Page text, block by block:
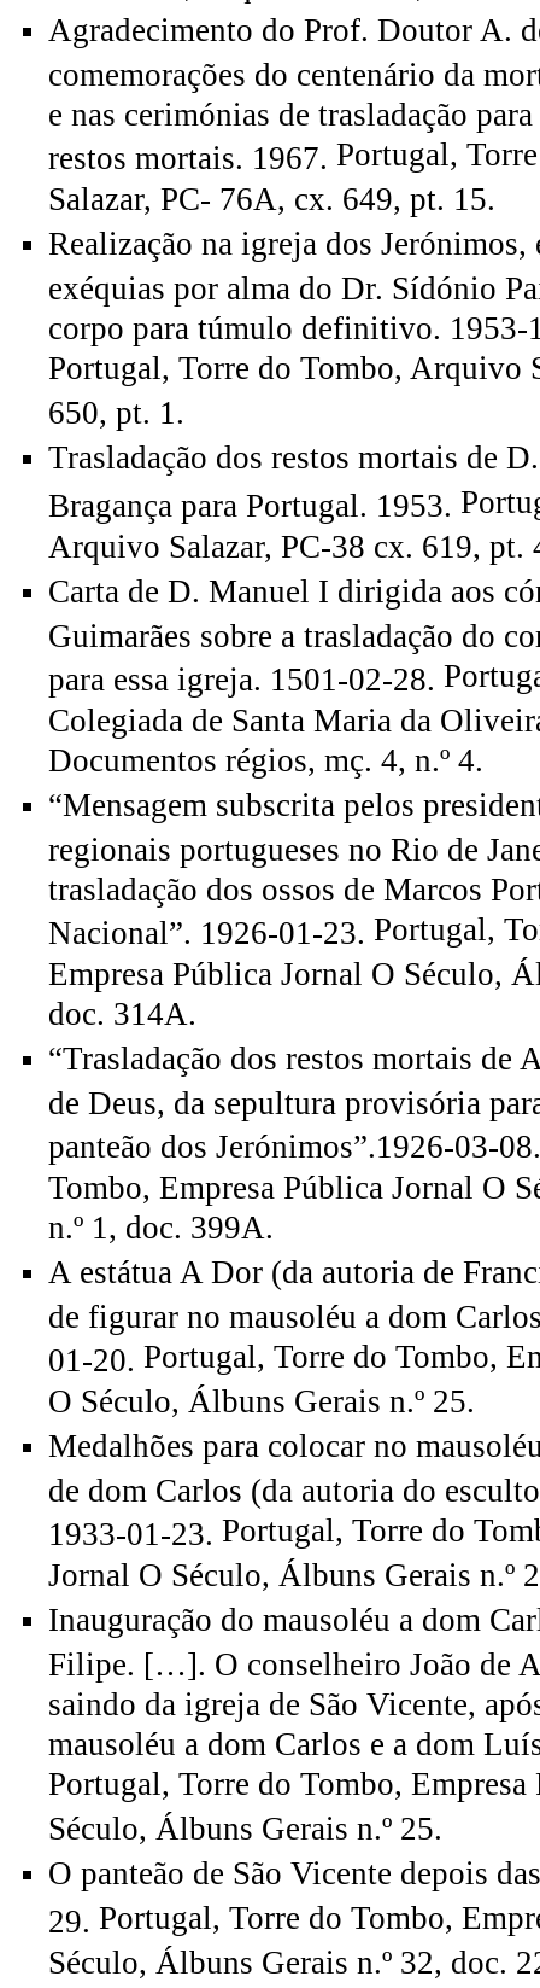
Agradecimento do Prof. Doutor A.
comemorações do centenário da
e nas cerimónias de trasladação
restos mortais. 1967. Portugal,
Salazar, PC- 76A, cx. 649, pt. 15.
Realização na igreja dos Jerónimos,
exéquias por alma do Dr. Sídónio
corpo para túmulo definitivo. 1953-
Portugal, Torre do Tombo, Arquivo
650, pt. 1.
Trasladação dos restos mortais de
Bragança para Portugal. 1953.
Arquivo Salazar, PC-38 cx. 619, pt.
Carta de D. Manuel I dirigida aos
Guimarães sobre a trasladação do
para essa igreja. 1501-02-28.
Colegiada de Santa Maria da
Documentos régios, mç. 4, n.º 4.
“Mensagem subscrita pelos
regionais portugueses no Rio de
trasladação dos ossos de Marcos
Nacional”. 1926-01-23. Portugal,
Empresa Pública Jornal O Século,
doc. 314A.
“Trasladação dos restos mortais de
de Deus, da sepultura provisória
panteão dos Jerónimos”.1926-03-
Tombo, Empresa Pública Jornal O
n.º 1, doc. 399A.
A estátua A Dor (da autoria de
de figurar no mausoléu a dom
01-20. Portugal, Torre do Tombo,
O Século, Álbuns Gerais n.º 25.
Medalhões para colocar no
de dom Carlos (da autoria do
1933-01-23. Portugal, Torre do
Jornal O Século, Álbuns Gerais n.º
Inauguração do mausoléu a dom
Filipe. […]. O conselheiro João de
saindo da igreja de São Vicente,
mausoléu a dom Carlos e a dom
Portugal, Torre do Tombo,
Século, Álbuns Gerais n.º 25.
O panteão de São Vicente depois
29. Portugal, Torre do Tombo,
Século, Álbuns Gerais n.º 32, doc.